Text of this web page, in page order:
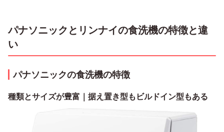
パナソニックとリンナイの食洗機の特徴と違
い
パナソニックの食洗機の特徴
種類とサイズが豊富｜据え置き型もビルドイン型もある